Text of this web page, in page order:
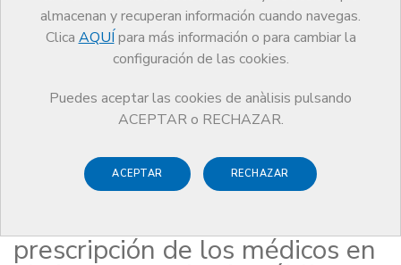
almacenan y recuperan información cuando navegas.
Clica AQUÍ para más información o para cambiar la
configuración de las cookies.
Puedes aceptar las cookies de anàlisis pulsando
ACEPTAR o RECHAZAR.
ACEPTAR RECHAZAR
Documento de posición del CCMC sobre la duración de la prescripción
de los médicos en el sistema sanitario público
4 MAYO DE 2015
Documento de posición del
CCMC sobre la duración de la
prescripción de los médicos en